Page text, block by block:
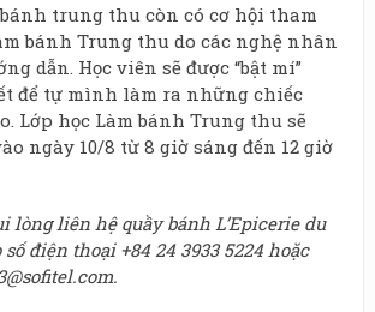
trung thu còn có cơ hội tham
bánh Trung thu do các nghệ nhân
dẫn. Học viên sẽ được “bật mí”
để tự mình làm ra những chiếc
Lớp học Làm bánh Trung thu sẽ
ngày 10/8 từ 8 giờ sáng đến 12 giờ
lòng liên hệ quầy bánh L’Epicerie du
số điện thoại +84 24 3933 5224hoặc
.